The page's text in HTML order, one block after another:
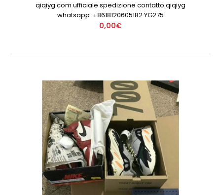
qiqiyg.com ufficiale spedizione contatto qiqiyg
whatsapp :+8618120605182 YG275
0,00€